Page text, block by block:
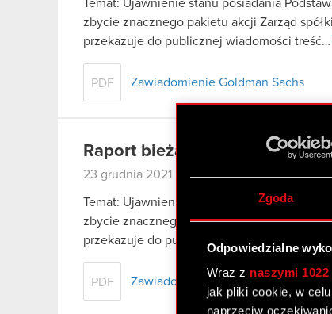
Zgoda
Odpowiedzialne
Wraz z naszymi
jak pliki cookie, w
naprzeciw
Temat: Ujawnienie stanu posiadania
zbycie znacznego pakietu akcji Zarząd
przekazuje do publicznej wiadomości treść…
PDF Zawiadomienie Goldman Sachs
Raport bieżący nr 48/2021
23 grudnia 2021
Temat: Ujawnienie stanu posiadania
zbycie znacznego pakietu akcji Zarząd
przekazuje do publicznej wiadomości treść…
PDF Zawiadomienie Goldman Sachs